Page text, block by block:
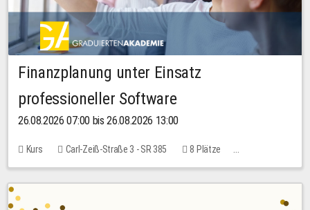
Finanzplanung unter Einsatz
professioneller Software
26.08.2026 07:00 bis 26.08.2026 13:00
Kurs Carl-Zeiß-Straße 3 - SR 385
8 Plätze
20,00 EUR